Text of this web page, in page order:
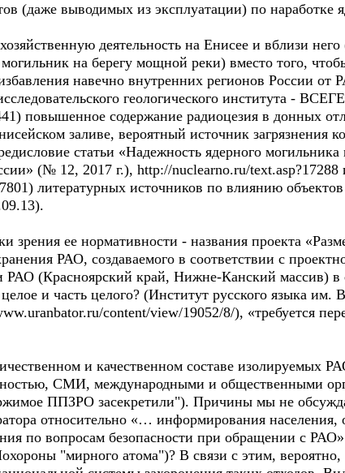
(даже выводимых из эксплуатации) по наработке
деятельность на Енисее и вблизи
на берегу мощной реки) вместо того,
навечно внутренних регионов России
геологического института -
повышенное содержание радиоцезия в донных
заливе, вероятный источник загрязнения
статьи «Надежность ядерного
(№ 12, 2017 г.), http://nuclearno.ru/
литературных источников по влиянию
зрения ее нормативности - названия проекта
РАО, создаваемого в соответствии с
РАО (Красноярский край, Нижне-Канский массив)
и часть целого? (Институт русского языка
content/view/19052/8/), «требуется
и качественном составе изолируемых
СМИ, международными и общественными
ППЗРО засекретили"). Причины мы не
относительно «… информирования населения,
по вопросам безопасности при обращении с РАО»
"мирного атома")? В связи с этим, вероятно,